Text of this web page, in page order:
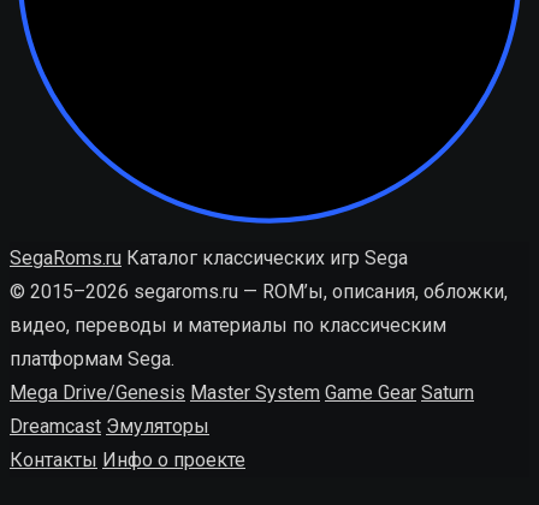
SegaRoms.ru Каталог классических игр Sega
© 2015–2026 segaroms.ru — ROM’ы, описания, обложки,
видео, переводы и материалы по классическим
платформам Sega.
Mega Drive/Genesis Master System Game Gear Saturn
Dreamcast Эмуляторы
Контакты Инфо о проекте